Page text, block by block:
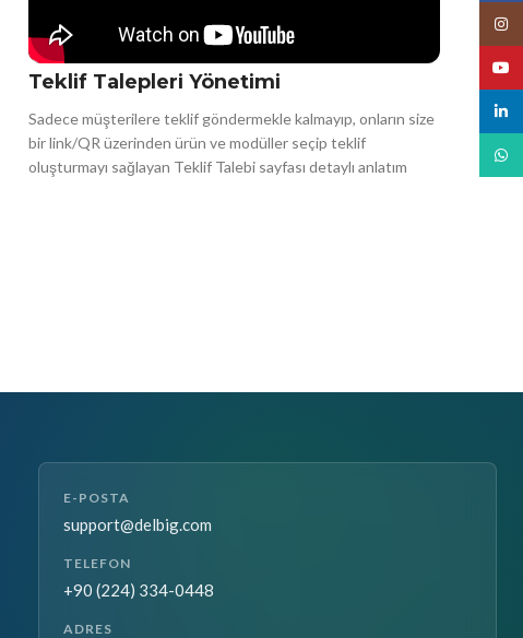
Teklif Talepleri Yönetimi
Sadece müşterilere teklif göndermekle kalmayıp, onların size
bir link/QR üzerinden ürün ve modüller seçip teklif
oluşturmayı sağlayan Teklif Talebi sayfası detaylı anlatım
E-POSTA
support@delbig.com
TELEFON
+90 (224) 334-0448
ADRES